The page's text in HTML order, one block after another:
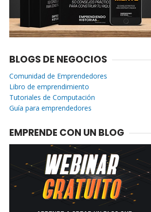
BLOGS DE NEGOCIOS
Comunidad de Emprendedores
Libro de emprendimiento
Tutoriales de Computación
Guía para emprendedores
EMPRENDE CON UN BLOG